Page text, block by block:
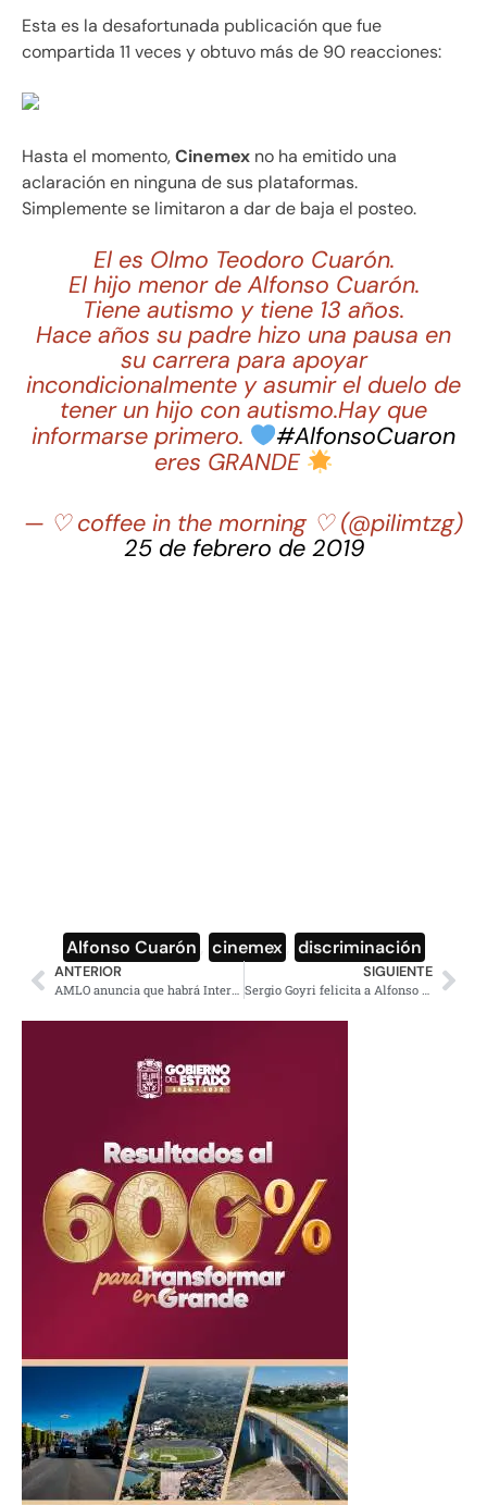
Esta es la desafortunada publicación que fue
compartida 11 veces y obtuvo más de 90 reacciones:
Hasta el momento,Cinemex no ha emitido una
aclaración en ninguna de sus plataformas.
Simplemente se limitaron a dar de baja el posteo.
El es Olmo Teodoro Cuarón.
El hijo menor de Alfonso Cuarón.
Tiene autismo y tiene 13 años.
Hace años su padre hizo una pausa en
su carrera para apoyar
incondicionalmente y asumir el duelo de
tener un hijo con autismo.Hay que
informarse primero.
#AlfonsoCuaron
eres GRANDE
— ♡ coffee in the morning ♡ (@pilimtzg)
25 de febrero de 2019
Alfonso Cuarón cinemex discriminación
ANTERIOR
AMLO anuncia que habrá Internet en las zonas más pobres de México
SIGUIENTE
Sergio Goyri felicita a Alfonso Cuarón y a Yalitza Aparicio (VIDEO)